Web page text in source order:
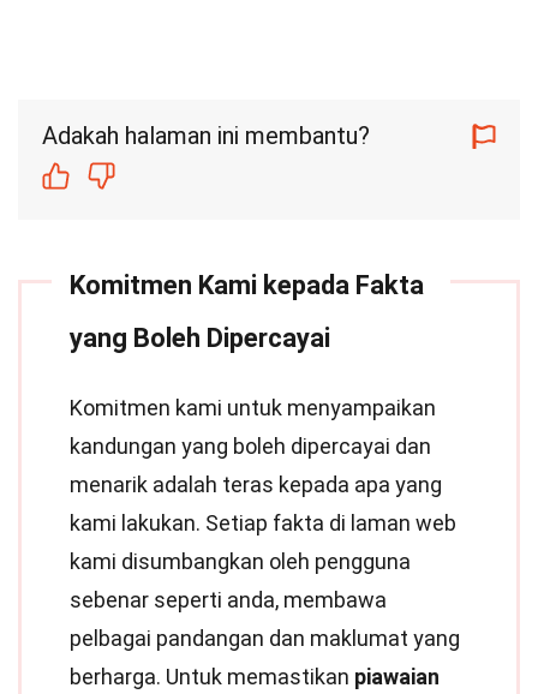
Adakah halaman ini membantu?
Komitmen Kami kepada Fakta
yang Boleh Dipercayai
Komitmen kami untuk menyampaikan
kandungan yang boleh dipercayai dan
menarik adalah teras kepada apa yang
kami lakukan. Setiap fakta di laman web
kami disumbangkan oleh pengguna
sebenar seperti anda, membawa
pelbagai pandangan dan maklumat yang
berharga. Untuk memastikan piawaian